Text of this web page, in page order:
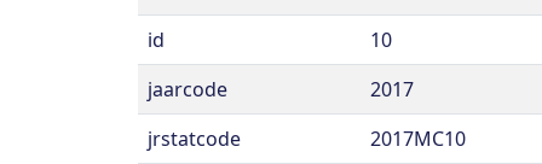
id
10
jaarcode
2017
jrstatcode
2017MC10